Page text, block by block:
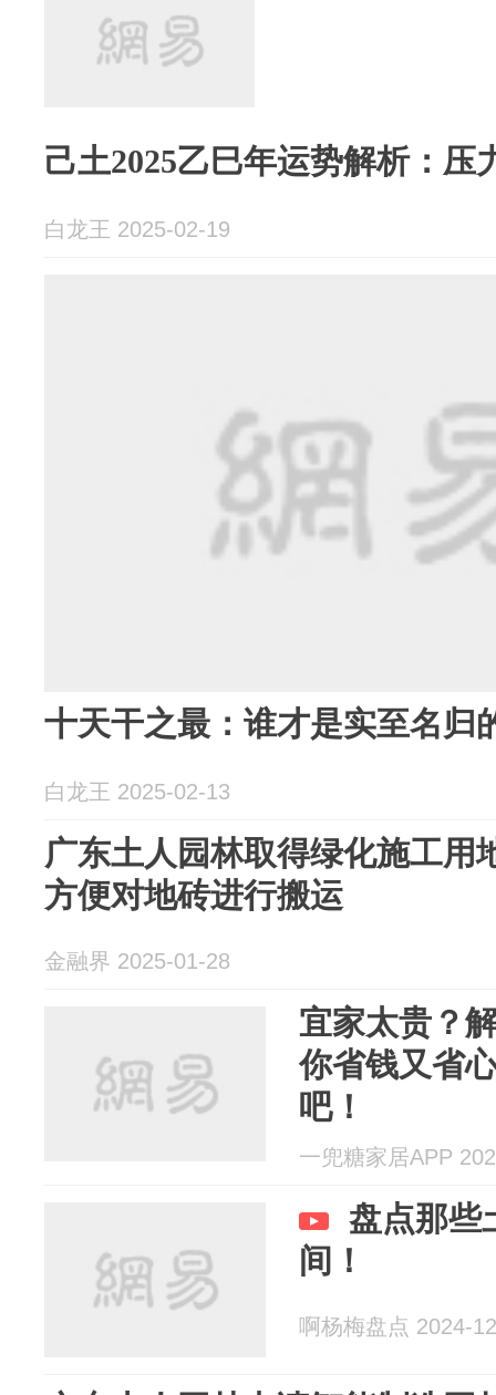
己土2025乙巳年运势解析：压
白龙王 2025-02-19
十天干之最：谁才是实至名归
白龙王 2025-02-13
广东土人园林取得绿化施工用
方便对地砖进行搬运
金融界 2025-01-28
宜家太贵？
你省钱又省
吧！
一兜糖家居APP
盘点那些
间！
啊杨梅盘点 2024-